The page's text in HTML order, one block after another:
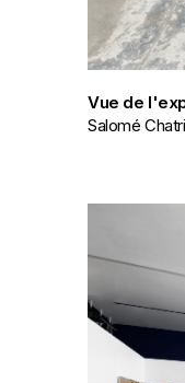
Vue de
Salomé